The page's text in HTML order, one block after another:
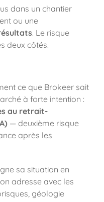
dans un chantier
ou une
. Le risque
deux côtés.
ce que Brokeer sait
à forte intention :
au retrait-
— deuxième risque
après les
sa situation en
adresse avec les
géologie